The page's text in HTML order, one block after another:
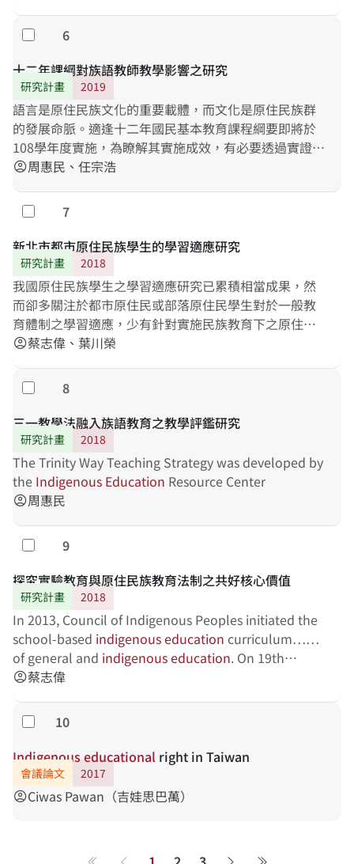
來界定原住民重點學校的立意，是希望可以顧及原住民
族的基本教育權益，然而僅以原住民學生人數來界定原
住民重點學校，卻不是沒有限制。本研究規劃運用兩年
半時間進一步精緻化原住民族重點小學的分類。第一期
將參考結合現有偏鄉學校分級統計指標、焦點團體訪談
方法、以及德懷術，依據國內現有原住民重點小學所處
的區域社會、文化、族群特性等條件，探究歸納提出一
個分類參照指標架構。第二期將嘗試依據這些指標盤
點、蒐集並清查國內這些原住民族重點小學的統計資
料，為這些學校進行分類，藉以凸顯出不同區域屬性的
原住民重點學校之特色，俾讓相關主政單位可依這些分
類特性提出補助計畫與方向，讓經費配置得以有效運
用，落實原住民族學生接受民族教育權、並讓重點學校
政策的精神與效益可以極大化。
勾選
6
十二年課綱對族語教師教學影響之研究
研究計畫 2019
語言是原住民族文化的重要載體，而文化是原住民族群
的發展命脈。適逢十二年國民基本教育課程綱要即將於
108學年度實施，為瞭解其實施成效，有必要透過實證研
究進行分析與討論。本研究主要目的在探討十二年課綱
訪談，了解教師對新課綱的解理與因應策略。其次，依
據新課綱原住民族語文中「學習表現」與「學習內容」
之指標，發展第四學習階段之族語素養測量工具，作為
未來TASA-L長期追蹤調查之測量依據。研究結果將有助
於了解現職教師實施族語教學之現況，以及發現適當之
族語素養標準化測量工具。
account_circle周惠民、任宗浩
勾選
7
新北市都市原住民族學生的學習適應研究
研究計畫 2018
我國原住民族學生之學習適應研究已累積相當成果，然
而卻多關注於都市原住民或部落原住民學生對於一般教
育體制之學習適應，少有針對實施民族教育下之原住民
族學生對於學校文化課程之適應情形之探討，亦缺乏將
之探究。基於此因，本研究選取一中部實施民族教育之
學校，採取三年期縱貫式的研究期程，以文件分析、觀
察法與訪談法瞭解該校學生之學習適應現況。本研究欲
達成下列兩項目的：（一）瞭解該校相關人員對實施民
族教育之觀點與實施現況；（二）分析學生在實施民族
教育之後的學習適應與族群認同之改變情形。本研究之
執行成果將釐清民族教育與一般教育之間的辯證情形；
對於學生之學習適應、學習成效、族群認同是助力或是
阻力亦將予以探索，並提供相關資訊供後續各教育相關
單位推動民族教育之參考。
account_circle蔡志偉、葉川榮
勾選
8
三一教學法融入族語教育之教學評鑑研究
研究計畫 2018
The Trinity Way Teaching Strategy was developed by
the Indigenous Education Resource Center
account_circle周惠民
勾選
9
探究實驗教育與原住民族教育法制之共好核心價值
研究計畫 2018
In 2013, Council of Indigenous Peoples initiated the
school-based indigenouseducation curriculum……
of general and indigenouseducation. On 19th
November 2014日, Enforcement Act for School-
officially announced indigenous experimental
school as one…… become the first indigenous
experimental school in Taiwan. Nevertheless,
Indigenous
Education Act…… of
education. Additionally, the Act signifies
safeguarding indigenous dignity, ensuring…… are
account_circle蔡志偉
勾選
10
Indigenouseducational right in Taiwan
會議論文 2017
account_circleCiwas Pawan（吉娃思巴萬）